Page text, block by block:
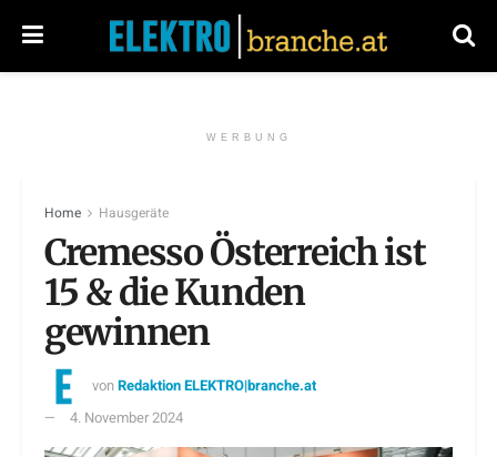
WERBUNG
Home Hausgeräte
Cremesso Österreich ist
15 & die Kunden
gewinnen
vonRedaktion ELEKTRO|branche.at
4. November 2024